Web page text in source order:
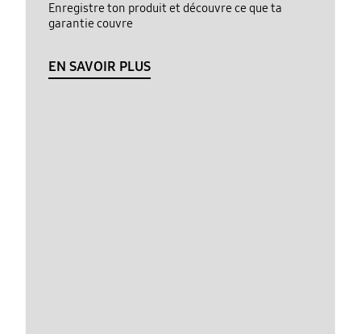
Enregistre ton produit et découvre ce que ta
garantie couvre
EN SAVOIR PLUS